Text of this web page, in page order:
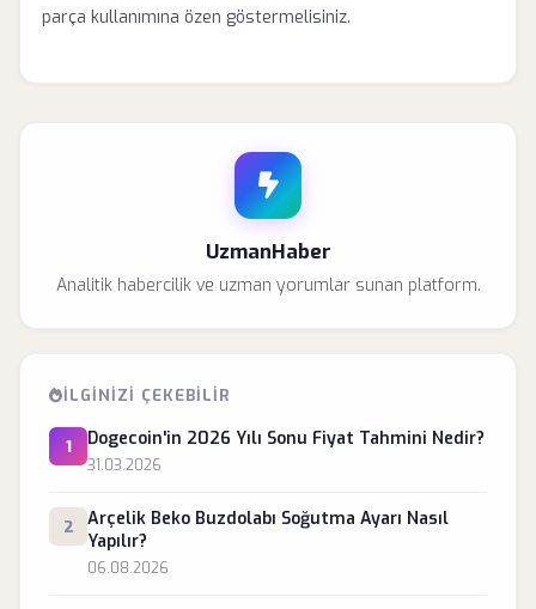
parça kullanımına özen göstermelisiniz.
UzmanHaber
Analitik habercilik ve uzman yorumlar sunan platform.
İLGINIZI ÇEKEBILIR
1 Dogecoin'in 2026 Yılı Sonu Fiyat Tahmini Nedir?
31.03.2026
2
Arçelik Beko Buzdolabı Soğutma Ayarı Nasıl
Yapılır?
06.08.2026